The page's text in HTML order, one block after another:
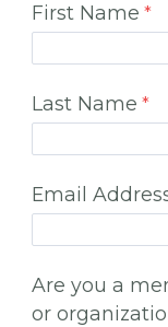
First Name
Last Name
Email
Are you a
or